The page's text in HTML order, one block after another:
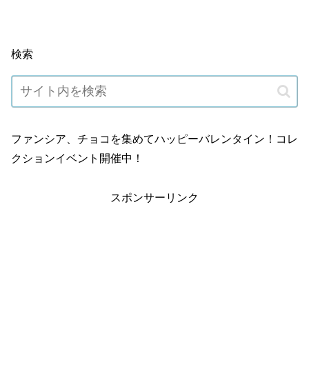
検索
ファンシア、チョコを集めてハッピーバレンタイン！コレ
クションイベント開催中！
スポンサーリンク